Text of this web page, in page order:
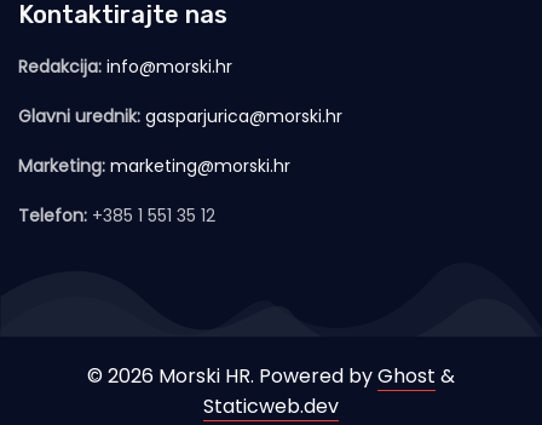
Kontaktirajte nas
Redakcija: info@morski.hr
Glavni urednik: gasparjurica@morski.hr
Marketing: marketing@morski.hr
Telefon: +385 1 551 35 12
© 2026 Morski HR. Powered byGhost &
Staticweb.dev